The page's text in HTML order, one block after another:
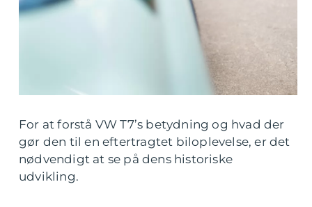
For at forstå VW T7’s betydning og hvad der
gør den til en eftertragtet biloplevelse, er det
nødvendigt at se på dens historiske
udvikling.